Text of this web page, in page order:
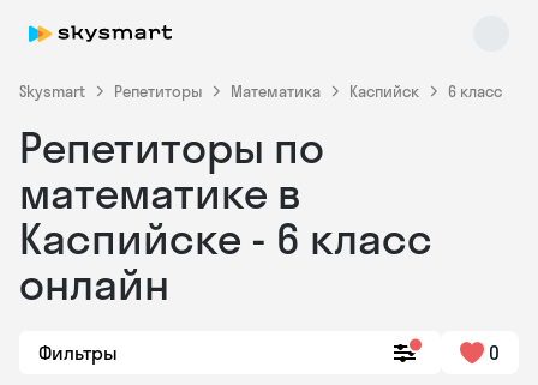
Skysmart Репетиторы Математика Каспийск 6 класс
Репетиторы по
математике в
Каспийске - 6 класс
онлайн
Фильтры 0